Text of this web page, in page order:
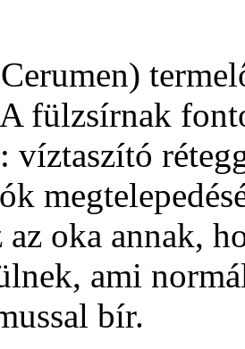
fülzsírnak
víztaszító
az oka annak,
ami
bír.